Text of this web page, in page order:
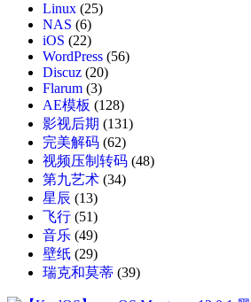
Linux (25)
NAS (6)
iOS (22)
WordPress (56)
Discuz (20)
Flarum (3)
AE模板 (128)
影视后期 (131)
完美解码 (62)
视频压制转码 (48)
第九艺术 (34)
星辰 (13)
飞行 (51)
音乐 (49)
壁纸 (29)
瑞克和莫蒂 (39)